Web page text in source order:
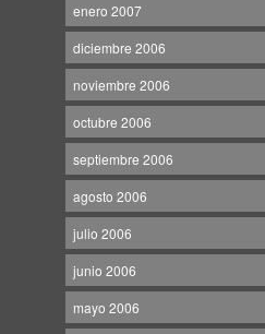
enero 2007
diciembre 2006
noviembre 2006
octubre 2006
septiembre 2006
agosto 2006
julio 2006
junio 2006
mayo 2006